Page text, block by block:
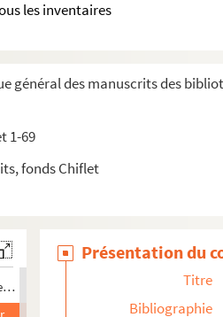
les inventaires
général des manuscrits des
1-69
fonds Chiflet
Quint autorisant la ville de Salins à
des salines de Salins, par Antoine de
de Salins (vers 1630) : 573,000 francs
comme souverain de la
de Salins : confirmation par le
qui représentait Jean de Chalon,
de Salins, en 1648 (dessin au crayon
Présentation du
Titre
Bibliographie